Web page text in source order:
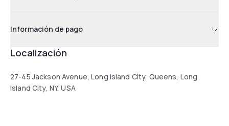
Información de pago
Localización
27-45 Jackson Avenue, Long Island City, Queens, Long
Island City, NY, USA